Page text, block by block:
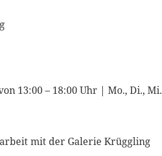
13:00 – 18:00 Uhr | Mo., Di., Mi.
mit der Galerie Krüggling